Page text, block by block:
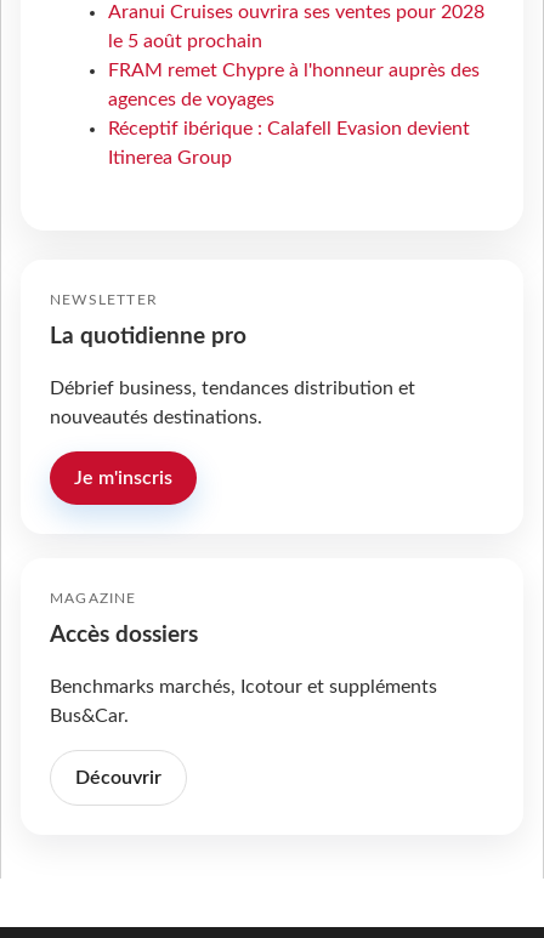
Aranui Cruises ouvrira ses ventes pour 2028
le 5 août prochain
FRAM remet Chypre à l'honneur auprès des
agences de voyages
Réceptif ibérique : Calafell Evasion devient
Itinerea Group
NEWSLETTER
La quotidienne pro
Débrief business, tendances distribution et
nouveautés destinations.
Je m'inscris
MAGAZINE
Accès dossiers
Benchmarks marchés, Icotour et suppléments
Bus&Car.
Découvrir